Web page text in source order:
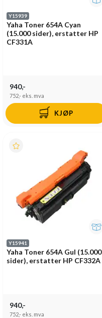
Y15939
Yaha Toner 654A Cyan
(15.000 sider), erstatter HP
CF331A
940,-
752,- eks. mva
KJØP
Y15941
Yaha Toner 654A Gul (15.000
sider), erstatter HP CF332A
940,-
752,- eks. mva